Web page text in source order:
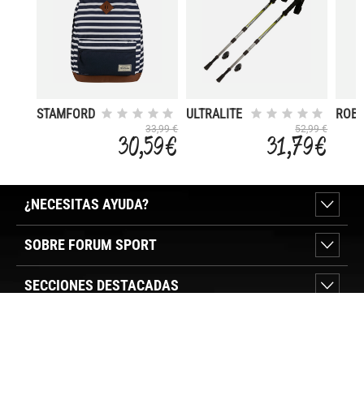
STAMFORD
33,99 €
30,59 €
ULTRALITE
52,99 €
31,79 €
¿NECESITAS AYUDA?
SOBRE FORUM SPORT
SECCIONES DESTACADAS